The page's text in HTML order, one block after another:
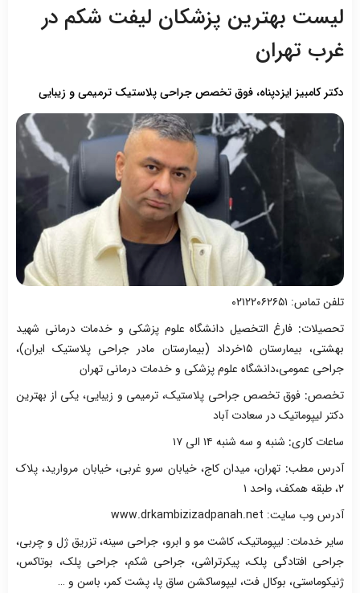
لیست بهترین پزشکان لیفت شکم در
غرب تهران
دکتر کامبیز ایزدپناه، فوق تخصص جراحی پلاستیک ترمیمی و زیبایی
تلفن تماس: ۰۲۱۲۲۰۶۲۶۵۱
تحصیلات: فارغ التخصیل دانشگاه علوم پزشکی و خدمات درمانی شهید
بهشتی، بیمارستان ۱۵خرداد (بیمارستان مادر جراحی پلاستیک ایران)،
جراحی عمومی،دانشگاه علوم پزشکی و خدمات درمانی تهران
تخصص: فوق تخصص جراحی پلاستیک، ترمیمی و زیبایی، یکی از بهترین
دکتر لیپوماتیک در سعادت آباد
ساعات کاری: شنبه و سه شنبه ۱۴ الی ۱۷
آدرس مطب: تهران، میدان کاج، خیابان سرو غربی، خیابان مروارید، پلاک
۲، طبقه همکف، واحد ۱
آدرس وب سایت: www.drkambizizadpanah.net
سایر خدمات: لیپوماتیک، کاشت مو و ابرو، جراحی سینه، تزریق ژل و چربی،
جراحی افتادگی پلک، پیکرتراشی، جراحی شکم، جراحی پلک، بوتاکس،
ژنیکوماستی، بوکال فت، لیپوساکشن ساق پا، پشت کمر، باسن و …